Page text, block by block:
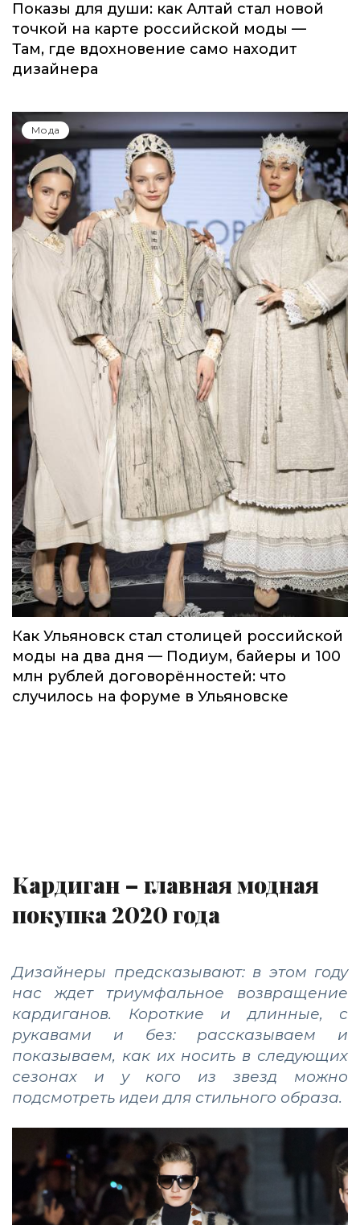
Показы для души: как Алтай стал новой
точкой на карте российской моды —
Там, где вдохновение само находит
дизайнера
Мода
Как Ульяновск стал столицей российской
моды на два дня — Подиум, байеры и 100
млн рублей договорённостей: что
случилось на форуме в Ульяновске
Кардиган – главная модная
покупка 2020 года
Дизайнеры предсказывают: в этом году
нас ждет триумфальное возвращение
кардиганов. Короткие и длинные, с
рукавами и без: рассказываем и
показываем, как их носить в следующих
сезонах и у кого из звезд можно
подсмотреть идеи для стильного образа.